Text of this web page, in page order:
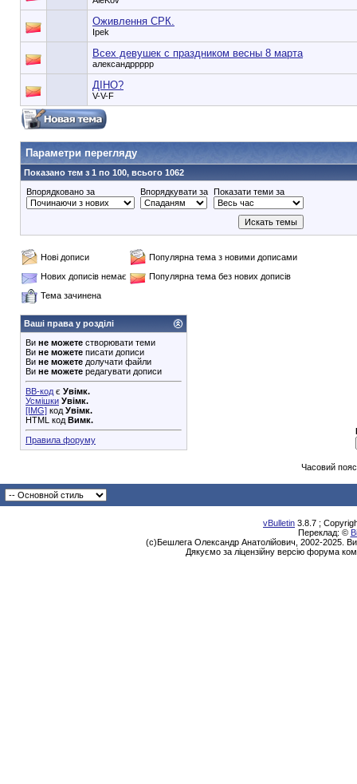
Оживлення СРК.
Ipek
Всех девушек с праздником весны 8 марта
александррррр
ДІНО?
V-V-F
90353748e6549cd1148d01dde3b3bc75
Параметри перегляду
Показано тем з 1 по 100, всього 1062
Впорядковано за
Впорядкувати за Показати теми за
Нові дописи
Популярна тема з новими дописами
Нових дописів немає
Популярна тема без нових дописів
Тема зачинена
Ваші права у розділі
Ви не можете створювати теми
Ви не можете писати дописи
Ви не можете долучати файли
Ви не можете редагувати дописи
BB-код є Увімк.
Усмішки Увімк.
[IMG] код Увімк.
HTML код Вимк.
Правила форуму
Часовий
vBulletin 3.8.7 ;
Переклад: ©
(с)Бешлега Олександр Анатолійович, 2002-2025.
Дякуємо за ліцензійну версію форума